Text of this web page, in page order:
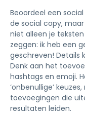
Beoordeel een
de social copy,
niet alleen je
zeggen: ik heb een
geschreven! Details
Denk aan het
hashtags en emoji.
‘onbenullige’
toevoegingen die
resultaten leiden.